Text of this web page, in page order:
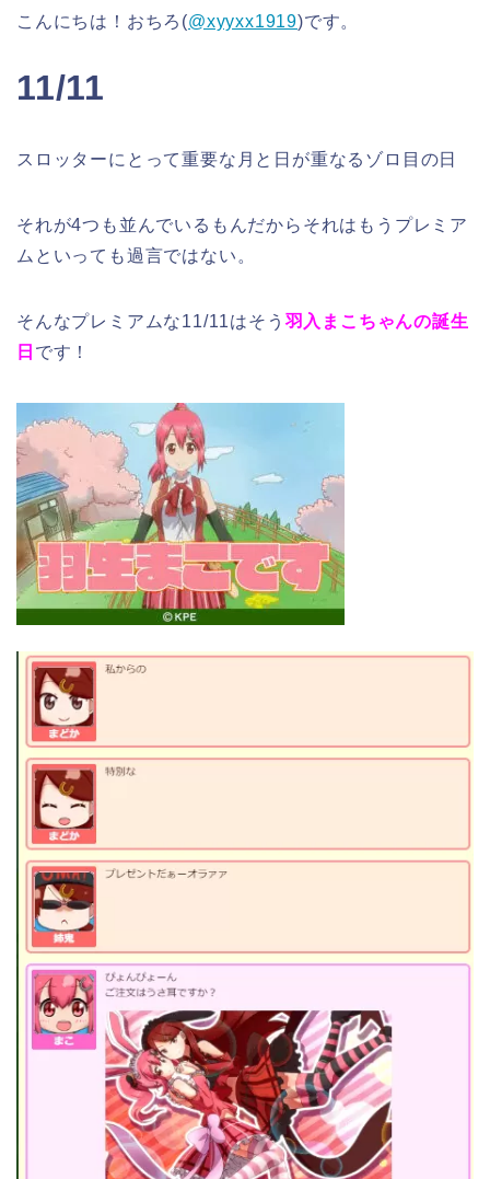
こんにちは！おちろ(@xyyxx1919)です。
11/11
スロッターにとって重要な月と日が重なるゾロ目の日
それが4つも並んでいるもんだからそれはもうプレミア
ムといっても過言ではない。
そんなプレミアムな11/11はそう 羽入まこちゃんの誕生
日 です！